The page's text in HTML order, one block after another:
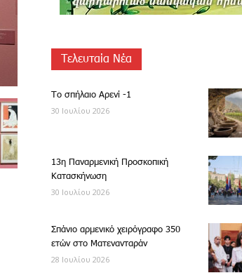
Τελευταία Νέα
Το σπήλαιο Αρενί -1
30 Ιουλίου 2026
13η Παναρμενική Προσκοπική
Κατασκήνωση
30 Ιουλίου 2026
Σπάνιο αρμενικό χειρόγραφο 350
ετών στο Ματενανταράν
28 Ιουλίου 2026